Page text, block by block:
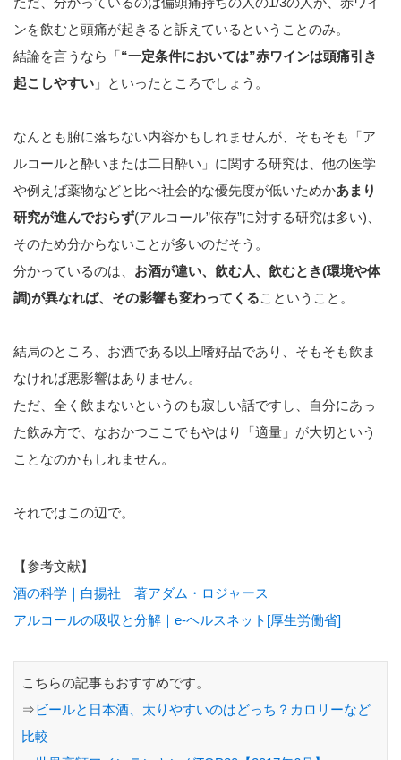
ンを飲むと頭痛が起きると訴えているということのみ。
結論を言うなら「“一定条件においては”赤ワインは頭痛引き
起こしやすい 」といったところでしょう。
なんとも腑に落ちない内容かもしれませんが、そもそも「ア
ルコールと酔いまたは二日酔い」に関する研究は、他の医学
や例えば薬物などと比べ社会的な優先度が低いためかあまり
研究が進んでおらず(アルコール”依存”に対する研究は多い)、
そのため分からないことが多いのだそう。
分かっているのは、 お酒が違い、飲む人、飲むとき(環境や体
調)が異なれば、その影響も変わってくるこということ。
結局のところ、お酒である以上嗜好品であり、そもそも飲ま
なければ悪影響はありません。
ただ、全く飲まないというのも寂しい話ですし、自分にあっ
た飲み方で、なおかつここでもやはり「適量」が大切という
ことなのかもしれません。
それではこの辺で。
【参考文献】
酒の科学｜白揚社 著アダム・ロジャース
アルコールの吸収と分解｜e-ヘルスネット[厚生労働省]
こちらの記事もおすすめです。
⇒ビールと日本酒、太りやすいのはどっち？カロリーなど
比較